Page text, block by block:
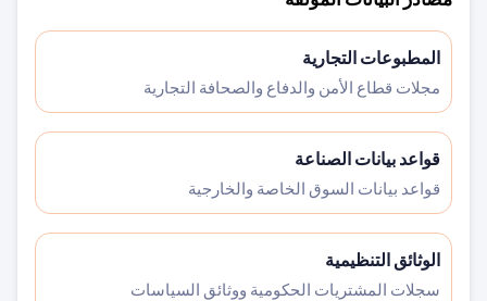
المطبوعات التجارية
مجلات قطاع الأمن والدفاع والصحافة التجارية
قواعد بيانات الصناعة
قواعد بيانات السوق الخاصة والخارجية
الوثائق التنظيمية
سجلات المشتريات الحكومية ووثائق السياسات